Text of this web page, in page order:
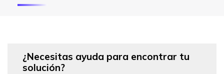
¿Necesitas ayuda para encontrar tu
solución?